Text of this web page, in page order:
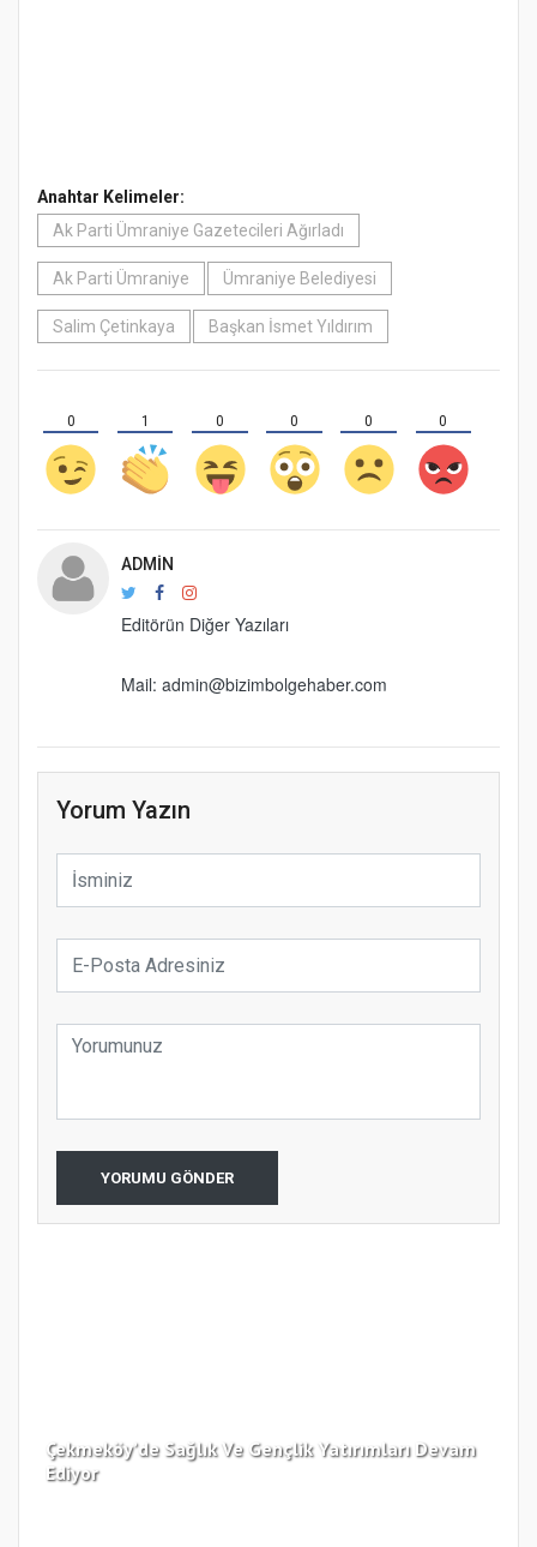
Anahtar Kelimeler:
Ak Parti Ümraniye Gazetecileri Ağırladı
Ak Parti Ümraniye Ümraniye Belediyesi
Salim Çetinkaya Başkan İsmet Yıldırım
0 1 0 0 0 0
ADMIN
Editörün Diğer Yazıları
Mail: admin@bizimbolgehaber.com
Yorum Yazın
YORUMU GÖNDER
Çekmeköy’de Sağlık Ve Gençlik Yatırımları Devam
Ediyor